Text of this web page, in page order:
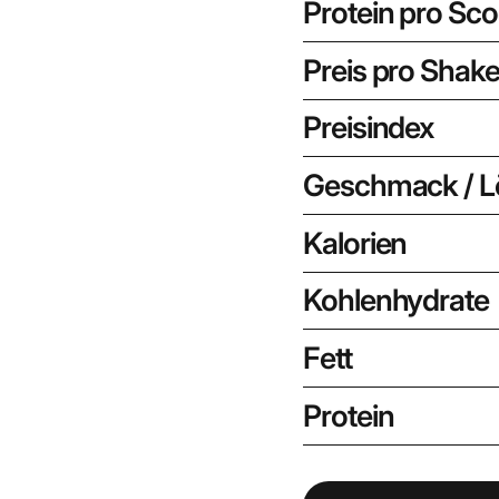
Protein pro
Preis pro Shake
Preisindex
Geschmack /
Kalorien
Kohlenhydrate
Fett
Protein